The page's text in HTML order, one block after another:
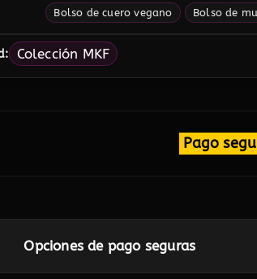
Bolso de cuero vegano
Bolso de
Colección MKF
Pago
Opciones de pago seguras